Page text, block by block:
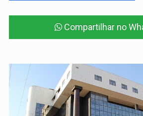
Compartilhar no